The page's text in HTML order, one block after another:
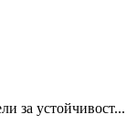
за устойчивост...